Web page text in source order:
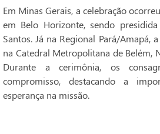
Em Minas Gerais, a celebração
em Belo Horizonte, sendo
Santos. Já na Regional Pará/Amapá,
na Catedral Metropolitana de Belém,
Durante a cerimônia, os
compromisso, destacando a
esperança na missão.